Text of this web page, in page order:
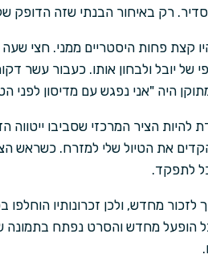
רק באיחור הבנתי שזה הדופק
קצת פחות היסטריים ממני. חצי
של יובל ולבחון אותו. כעבור עשר
היה "אני נפגש עם מדיסון לפני
להיות הציר המרכזי שסביבו
את הטיול שלי למזרח. כשראש
לתפקד.
לזכור מחדש, ולכן זכרונותיו
הופעל מחדש והסרט נפתח בתמונה